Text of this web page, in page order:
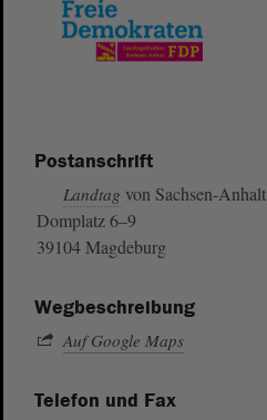
Postanschrift
Landtag von Sachsen-Anhalt
Domplatz 6–9
39104 Magdeburg
Wegbeschreibung
Auf Google Maps
Telefon und Fax